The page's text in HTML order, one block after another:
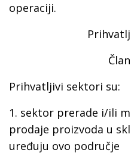
operaciji.
Prihvatljivi sektori su:
1. sektor prerade i/ili
prodaje proizvoda u
uređuju ovo područje